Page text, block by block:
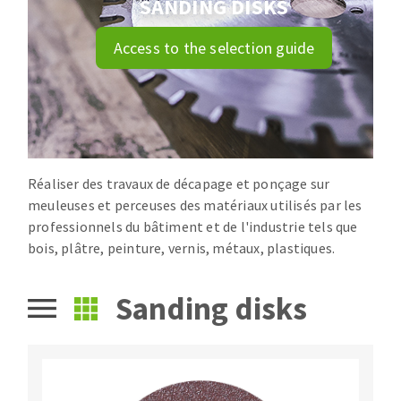
Laying grouts
Clean-up
Drill bits
Router bits
Knives
Band saw blades
ABRASIVES APPLIED
Quick stick sanding disks
Sanding pad
Sanding belts
Sanding sheets 230 x 280 mm
Sanding pad
Sanding sponge
ABRASIVE DISCS
Agglomerated abrasive disks
SANDING DISKS
Access to the selection guide
Réaliser des travaux de décapage et ponçage sur
meuleuses et perceuses des matériaux utilisés par les
professionnels du bâtiment et de l'industrie tels que
bois, plâtre, peinture, vernis, métaux, plastiques.
Sanding disks